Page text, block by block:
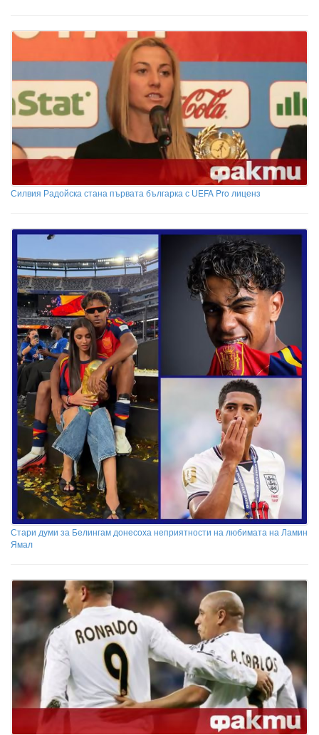
Силвия Радойска стана първата българка с UEFA Pro лиценз
Стари думи за Белингам донесоха неприятности на любимата на Ламин
Ямал